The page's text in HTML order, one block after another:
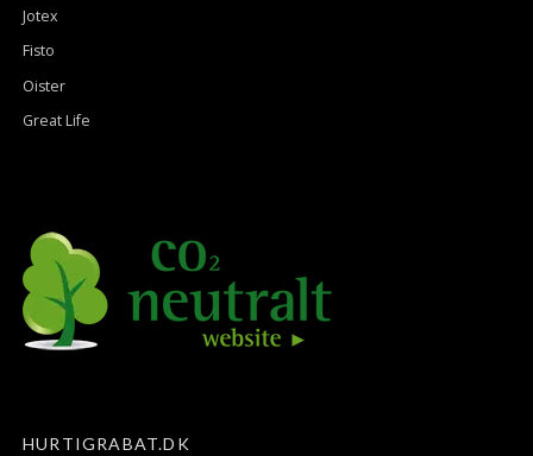
Jotex
Fisto
Oister
Great Life
HURTIGRABAT.DK